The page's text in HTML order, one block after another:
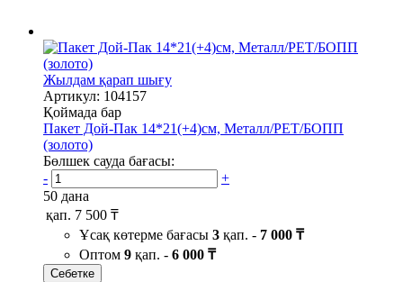
Жылдам қарап шығу
Артикул: 104157
Қоймада бар
Пакет Дой-Пак 14*21(+4)см, Металл/PET/БОПП
(золото)
Бөлшек сауда бағасы:
-
+
50 дана
қап. 7 500 ₸
Ұсақ көтерме бағасы 3 қап. - 7 000 ₸
Оптом 9 қап. - 6 000 ₸
Себетке